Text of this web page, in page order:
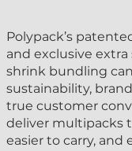
Polypack’s
and exclusive
shrink bundling
sustainability,
true customer
deliver multipacks
easier to carry, and